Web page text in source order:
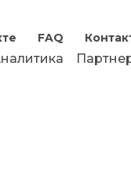
FAQ